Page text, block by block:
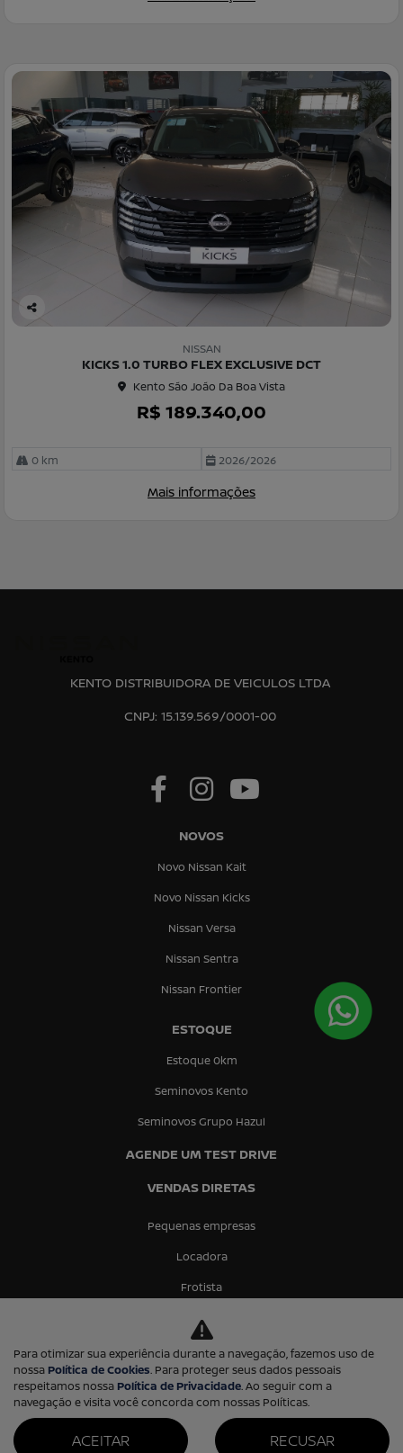
Co
NISSAN
KICKS 1.0 TURBO FLEX EXCLUSIVE DCT
Kento São João Da Boa Vista
R$ 189.340,00
0 km 2026/2026
Mais informações
KENTO DISTRIBUIDORA DE VEICULOS LTDA
CNPJ: 15.139.569/0001-00
NOVOS
Novo Nissan Kait
Novo Nissan Kicks
Nissan Versa
Nissan Sentra
Nissan Frontier
ESTOQUE
Estoque 0km
Seminovos Kento
Seminovos Grupo Hazul
AGENDE UM TEST DRIVE
VENDAS DIRETAS
Pequenas empresas
Locadora
Frotista
Produtor rural
Governo
Corpo diplomático
Taxista
Para otimizar sua experiência durante a navegação, fazemos uso de
nossa Política de Cookies. Para proteger seus dados pessoais
respeitamos nossa Política de Privacidade. Ao seguir com a
navegação e visita você concorda com nossas Políticas.
ACEITAR RECUSAR